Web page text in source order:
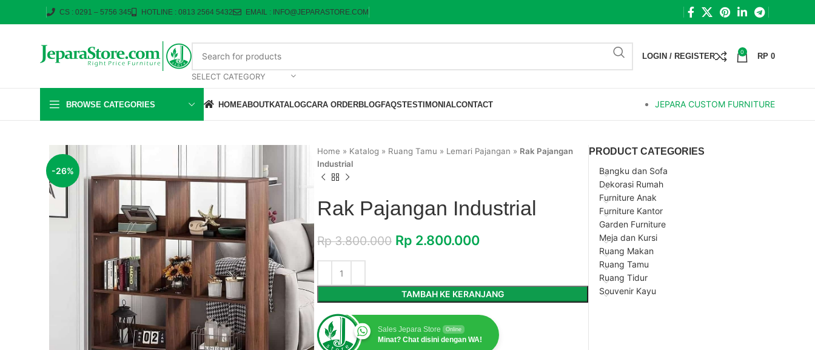
CS : 0291 – 5756 345 HOTLINE : 0813 2564 5432 EMAIL : INFO@JEPARASTORE.COM
SELECT CATEGORY
LOGIN / REGISTER 0 RP 0
BROWSE CATEGORIES HOMEABOUTKATALOGCARA ORDERBLOGFAQSTESTIMONIALCONTACT JEPARA CUSTOM FURNITURE
-26%
Home » Katalog » Ruang Tamu » Lemari Pajangan » Rak Pajangan
Industrial
Rak Pajangan Industrial
Rp3.800.000 Rp 2.800.000
TAMBAH KE KERANJANG
Sales Jepara Store Online
Minat? Chat disini dengan WA!
PRODUCT CATEGORIES
Bangku dan Sofa
Dekorasi Rumah
Furniture Anak
Furniture Kantor
Garden Furniture
Meja dan Kursi
Ruang Makan
Ruang Tamu
Ruang Tidur
Souvenir Kayu